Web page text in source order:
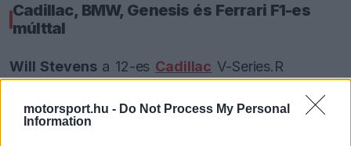
motorsport.hu - Do Not Process My Personal
Information
Cadillac, BMW, Genesis és Ferrari F1-es
múlttal
Will Stevensa 12-es Cadillac V-Series.R
volánjánál indul a Cadillac Hertz Team Jotával,
miután Le Mans-ban korábban a GTE Am és az